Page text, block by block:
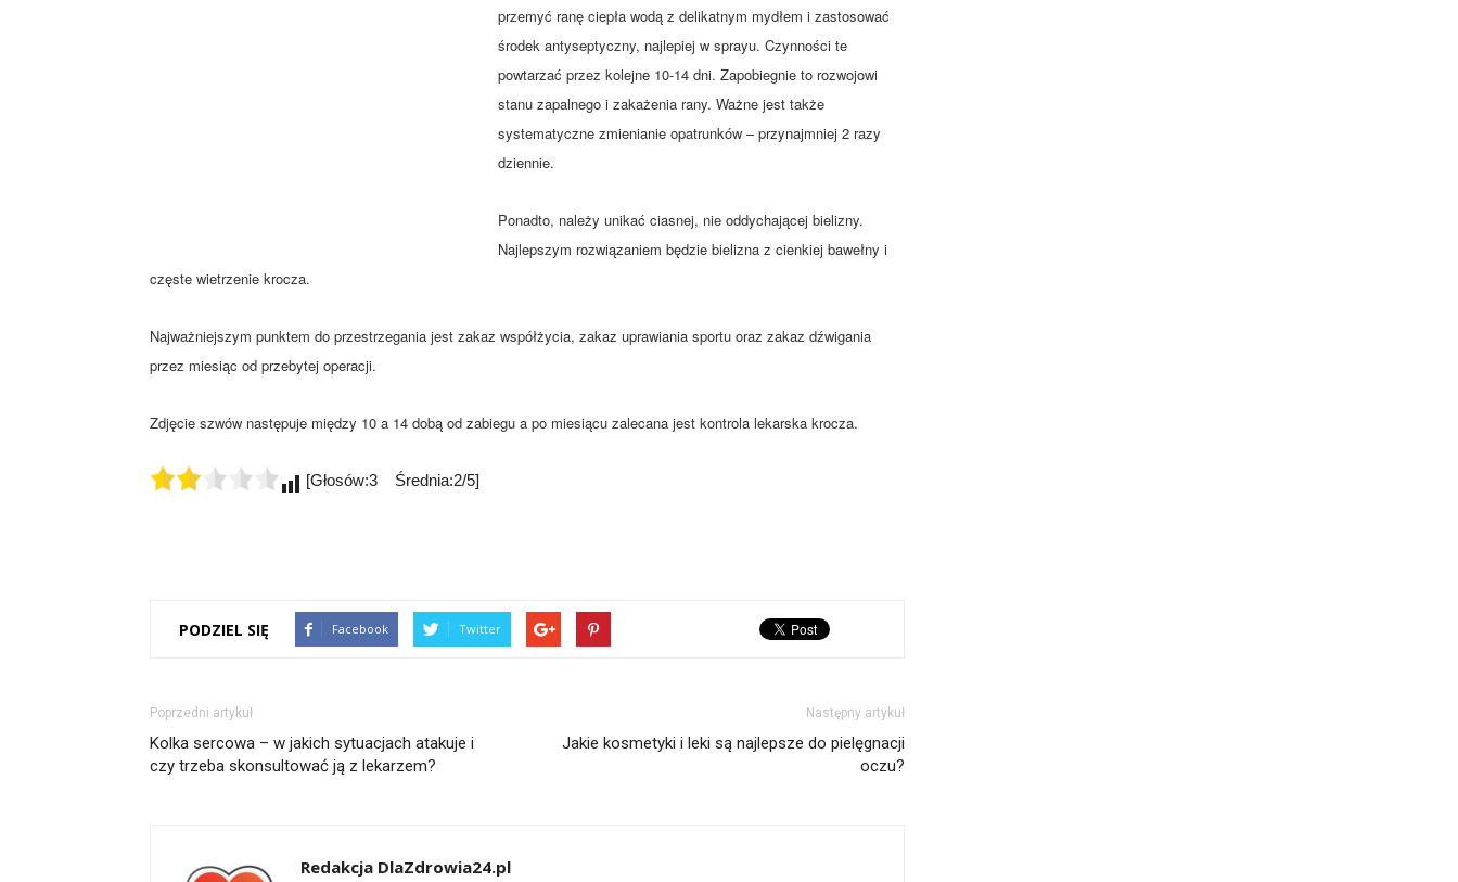
przemyć ranę ciepła wodą z delikatnym mydłem i zastosować
środek antyseptyczny, najlepiej w sprayu. Czynności te
powtarzać przez kolejne 10-14 dni. Zapobiegnie to rozwojowi
stanu zapalnego i zakażenia rany. Ważne jest także
systematyczne zmienianie opatrunków – przynajmniej 2 razy
dziennie.
Ponadto, należy unikać ciasnej, nie oddychającej bielizny.
Najlepszym rozwiązaniem będzie bielizna z cienkiej bawełny i
częste wietrzenie krocza.
Najważniejszym punktem do przestrzegania jest zakaz współżycia, zakaz uprawiania sportu oraz zakaz dźwigania
przez miesiąc od przebytej operacji.
Zdjęcie szwów następuje między 10 a 14 dobą od zabiegu a po miesiącu zalecana jest kontrola lekarska krocza.
[Głosów:3 Średnia:2/5]
PODZIEL SIĘ Facebook Twitter
Poprzedni artykuł
Kolka sercowa – w jakich sytuacjach atakuje i
czy trzeba skonsultować ją z lekarzem?
Następny artykuł
Jakie kosmetyki i leki są najlepsze do pielęgnacji
oczu?
Redakcja DlaZdrowia24.pl